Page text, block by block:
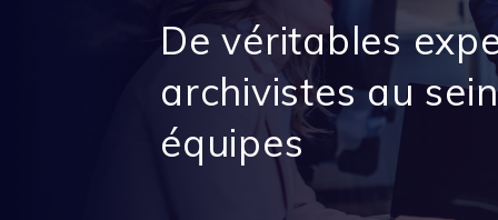
De véritables
archivistes au
équipes